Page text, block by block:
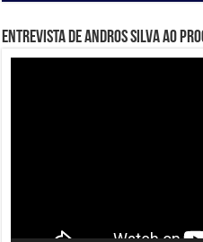
Entrevista de Andros Silva ao